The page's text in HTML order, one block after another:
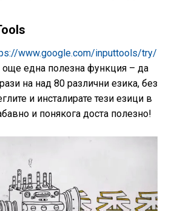
www.google.com/inputtools/try/
една полезна функция – да
на над 80 различни езика, без
и инсталирате тези езици в
и понякога доста полезно!